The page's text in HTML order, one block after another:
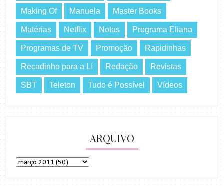
Making Of Manuela Master Books
Matérias Netflix Notas Programa Eliana
Programas de TV Promoção Rapidinhas
Recadinho para a Lí Redação Revistas
SBT Teleton Tudo é Possível Vídeos
ARQUIVO